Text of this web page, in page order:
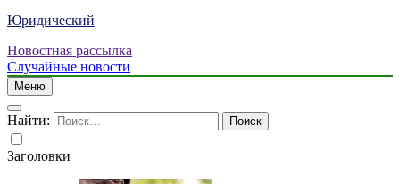
Юридический
Новостная рассылка
Случайные новости
Меню
Найти:
Заголовки